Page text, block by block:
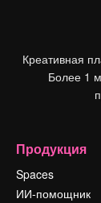
Креативная
Более 1
Продукция
Spaces
ИИ-помощник